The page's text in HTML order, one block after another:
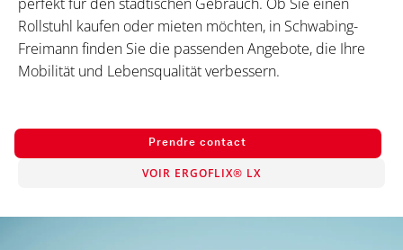
Rollstuhl kaufen oder mieten möchten, in Schwabing-
Freimann finden Sie die passenden Angebote, die Ihre
Mobilität und Lebensqualität verbessern.
Prendre contact
VOIR ERGOFLIX® LX